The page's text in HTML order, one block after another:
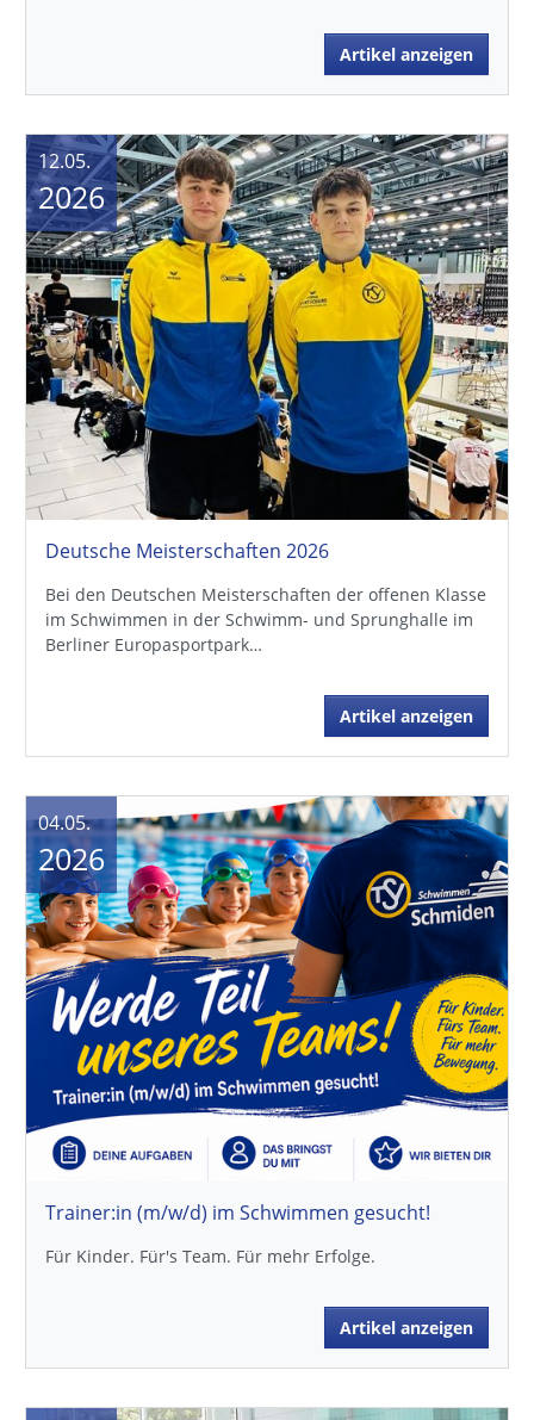
Artikel anzeigen
Deutsche Meisterschaften 2026
Bei den Deutschen Meisterschaften der offenen Klasse
im Schwimmen in der Schwimm- und Sprunghalle im
Berliner Europasportpark…
Artikel anzeigen
12.05.
2026
Trainer:in (m/w/d) im Schwimmen gesucht!
Für Kinder. Für's Team. Für mehr Erfolge.
Artikel anzeigen
04.05.
2026